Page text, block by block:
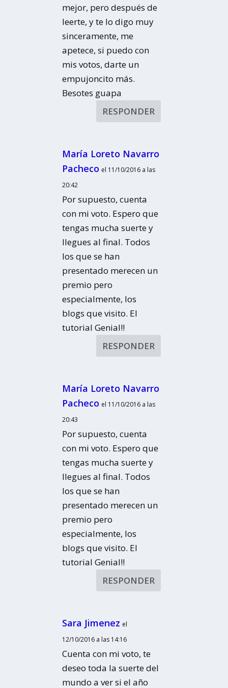
mejor, pero después de
leerte, y te lo digo muy
sinceramente, me
apetece, si puedo con
mis votos, darte un
empujoncito más.
Besotes guapa
RESPONDER
María Loreto Navarro
Pacheco el 11/10/2016 a las
20:42
Por supuesto, cuenta
con mi voto. Espero que
tengas mucha suerte y
llegues al final. Todos
los que se han
presentado merecen un
premio pero
especialmente, los
blogs que visito. El
tutorial Genial!!
RESPONDER
María Loreto Navarro
Pacheco el 11/10/2016 a las
20:43
Por supuesto, cuenta
con mi voto. Espero que
tengas mucha suerte y
llegues al final. Todos
los que se han
presentado merecen un
premio pero
especialmente, los
blogs que visito. El
tutorial Genial!!
RESPONDER
Sara Jimenez el
12/10/2016 a las 14:16
Cuenta con mi voto, te
deseo toda la suerte del
mundo a ver si el año